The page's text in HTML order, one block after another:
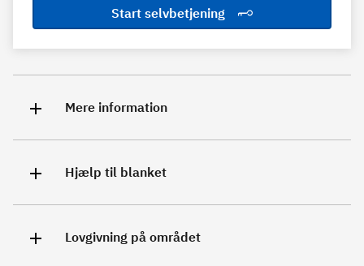
Start selvbetjening
Mere information
Hjælp til blanket
Lovgivning på området